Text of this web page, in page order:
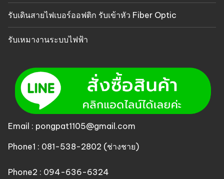
รับเดินสายไฟเบอร์ออฟติก รับเข้าหัว Fiber Optic
รับเหมางานระบบไฟฟ้า
Email : pongpat1105@gmail.com
Phone1 : 081-538-2802 (ช่างชาย)
Phone2 : 094-636-6324